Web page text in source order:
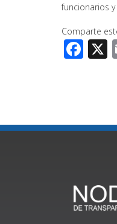
funcionarios
Comparte
X